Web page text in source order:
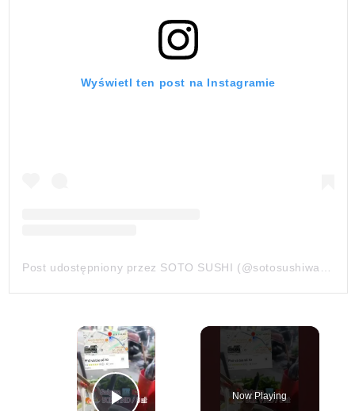
Wyświetl ten post na Instagramie
×
Now Playing